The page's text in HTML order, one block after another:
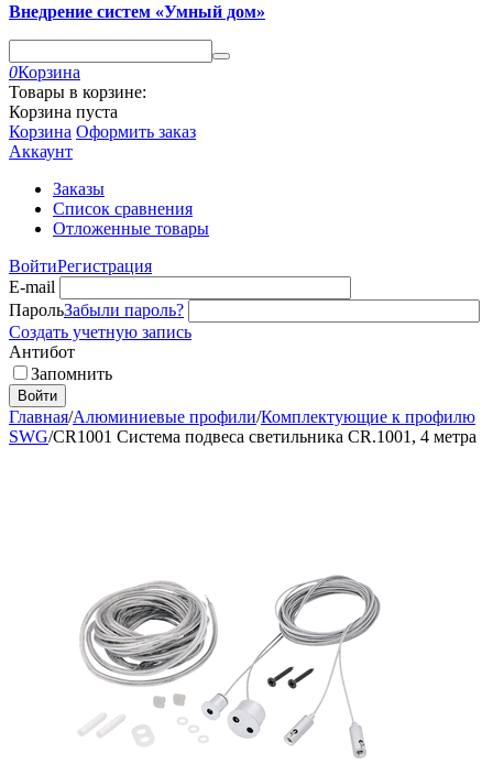
Внедрение систем «Умный дом»
0Корзина
Товары в корзине:
Корзина пуста
Корзина Оформить заказ
Аккаунт
Заказы
Список сравнения
Отложенные товары
ВойтиРегистрация
E-mail
ПарольЗабыли пароль?
Создать учетную запись
Антибот
Запомнить
Войти
Главная/Алюминиевые профили/Комплектующие к профилю
SWG/CR1001 Система подвеса светильника CR.1001, 4 метра